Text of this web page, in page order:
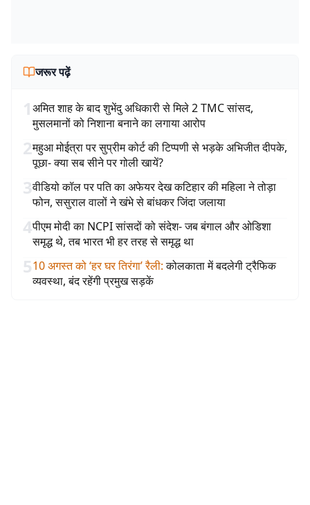
जरूर पढ़ें
1अमित शाह के बाद शुभेंदु अधिकारी से मिले 2 TMC सांसद,
मुसलमानों को निशाना बनाने का लगाया आरोप
2महुआ मोईत्रा पर सुप्रीम कोर्ट की टिप्पणी से भड़के अभिजीत दीपके,
पूछा- क्या सब सीने पर गोली खायें?
3वीडियो कॉल पर पति का अफेयर देख कटिहार की महिला ने तोड़ा
फोन, ससुराल वालों ने खंभे से बांधकर जिंदा जलाया
4पीएम मोदी का NCPI सांसदों को संदेश- जब बंगाल और ओडिशा
समृद्ध थे, तब भारत भी हर तरह से समृद्ध था
510 अगस्त को ‘हर घर तिरंगा’ रैली: कोलकाता में बदलेगी ट्रैफिक
व्यवस्था, बंद रहेंगी प्रमुख सड़कें